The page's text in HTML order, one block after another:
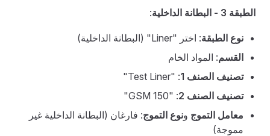
الطبقة 3 - البطانة الداخلية :
نوع الطبقة: اختر "Liner" (البطانة الداخلية)
القسم: المواد الخام
تصنيف الصنف 1
: "Test Liner"
تصنيف الصنف 2
: "150 GSM"
معامل التموج ونوع التموج: فارغان (البطانة الداخلية غير
مموجة)